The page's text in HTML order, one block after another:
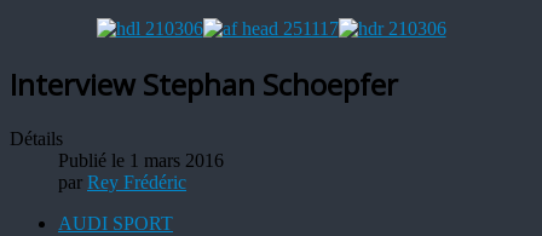
Interview Stephan Schoepfer
Détails
Publié le 1 mars 2016
par Rey Frédéric
AUDI SPORT